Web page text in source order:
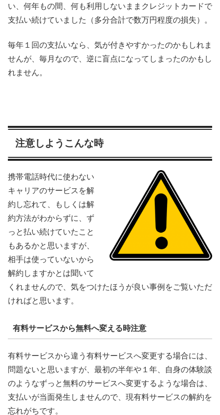
い、何年もの間、何も利用しないままクレジットカードで
支払い続けていました（多分合計で数万円程度の損失）。
毎年１回の支払いなら、気が付きやすかったのかもしれま
せんが、毎月なので、逆に盲点になってしまったのかもし
れません。
注意しようこんな時
携帯電話時代に使わない
キャリアのサービスを解
約し忘れて、もしくは解
約方法がわからずに、ず
っと払い続けていたこと
もあるかと思いますが、
相手は使っていないから
解約しますかとは聞いて
くれませんので、気をつけたほうが良い事例をご覧いただ
ければと思います。
有料サービスから無料へ変える時注意
有料サービスから違う有料サービスへ変更する場合には、
問題ないと思いますが、最初の半年や１年、自身の体験談
のようなずっと無料のサービスへ変更するような場合は、
支払いが当面発生しませんので、現有料サービスの解約を
忘れがちです。